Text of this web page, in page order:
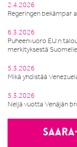
2.4.2026
Regeringen bekämpar
6.3.2026
Puheenvuoro EU:n
merkityksestä Suomelle
5.3.2026
Mikä yhdistää
5.3.2026
Neljä vuotta Venäjän